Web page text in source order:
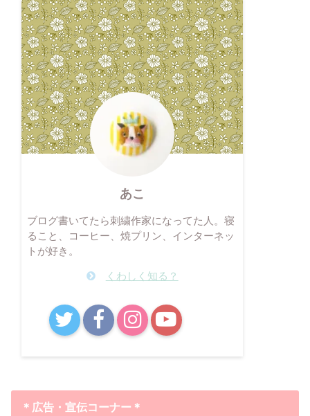
あこ
ブログ書いてたら刺繍作家になってた人。寝
ること、コーヒー、焼プリン、インターネッ
トが好き。
くわしく知る？
＊広告・宣伝コーナー＊